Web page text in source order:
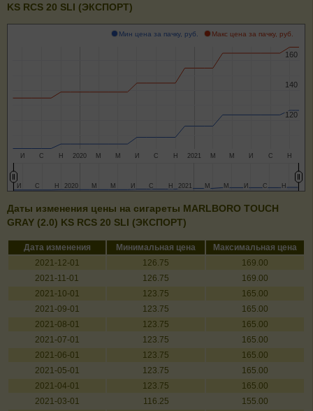
KS RCS 20 SLI (ЭКСПОРТ)
Мин цена за пачку, руб. Макс цена за пачку, руб.
2020 2021
И С Н М М И С Н М М И С Н
120
120
140
140
160
160
2020
2020 2021
2021
ИИ С
С НН М
М М
М ИИ С
С НН М
М М
М ИИ С
С НН
Даты изменения цены на сигареты MARLBORO TOUCH
GRAY (2.0) KS RCS 20 SLI (ЭКСПОРТ)
Дата изменения Минимальная цена
Максимальная цена
2021-12-01
126.75
169.00
2021-11-01
126.75
169.00
2021-10-01
123.75
165.00
2021-09-01
123.75
165.00
2021-08-01
123.75
165.00
2021-07-01
123.75
165.00
2021-06-01
123.75
165.00
2021-05-01
123.75
165.00
2021-04-01
123.75
165.00
2021-03-01
116.25
155.00